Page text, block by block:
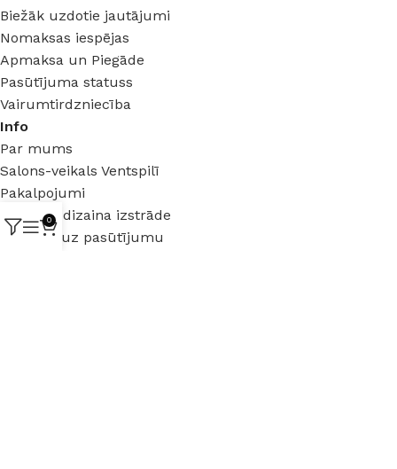
Biežāk uzdotie jautājumi
Nomaksas iespējas
Apmaksa un Piegāde
Pasūtījuma statuss
Vairumtirdzniecība
Info
Par mums
Salons-veikals Ventspilī
Pakalpojumi
Interjera dizaina izstrāde
Mēbeles uz pasūtījumu
0